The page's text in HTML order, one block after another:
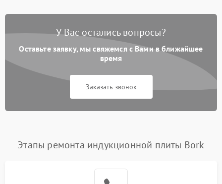
У Вас остались вопросы?
Оставьте заявку, мы свяжемся с Вами в ближайшее
время
Заказать звонок
Этапы ремонта индукционной плиты Bork